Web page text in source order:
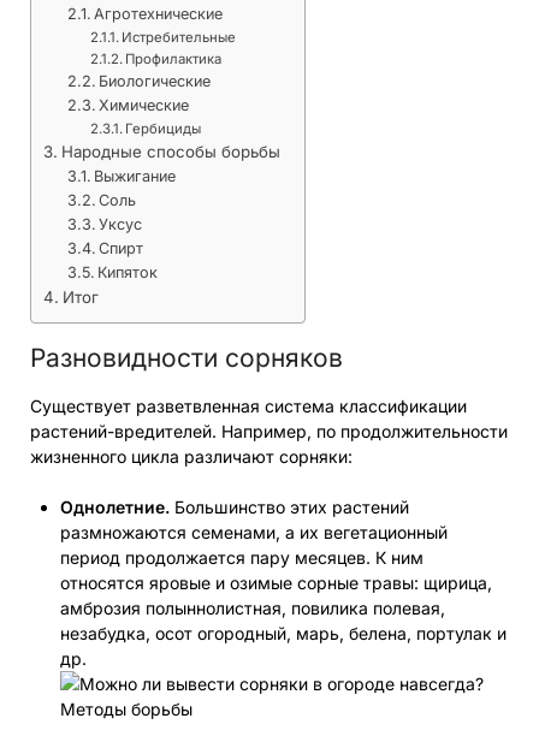
Агротехнические
Истребительные
Профилактика
Биологические
Химические
Гербициды
Народные способы борьбы
Выжигание
Соль
Уксус
Спирт
Кипяток
Итог
Разновидности сорняков
Существует разветвленная система классификации
растений-вредителей. Например, по продолжительности
жизненного цикла различают сорняки:
Однолетние. Большинство этих растений
размножаются семенами, а их вегетационный
период продолжается пару месяцев. К ним
относятся яровые и озимые сорные травы: щирица,
амброзия полыннолистная, повилика полевая,
незабудка, осот огородный, марь, белена, портулак и
др.